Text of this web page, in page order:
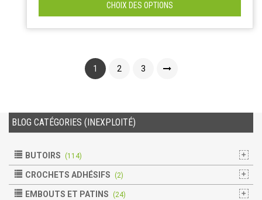
CHOIX DES OPTIONS
1 2 3
BLOG CATÉGORIES (INEXPLOITÉ)
BUTOIRS (114)
CROCHETS ADHÉSIFS (2)
EMBOUTS ET PATINS (24)